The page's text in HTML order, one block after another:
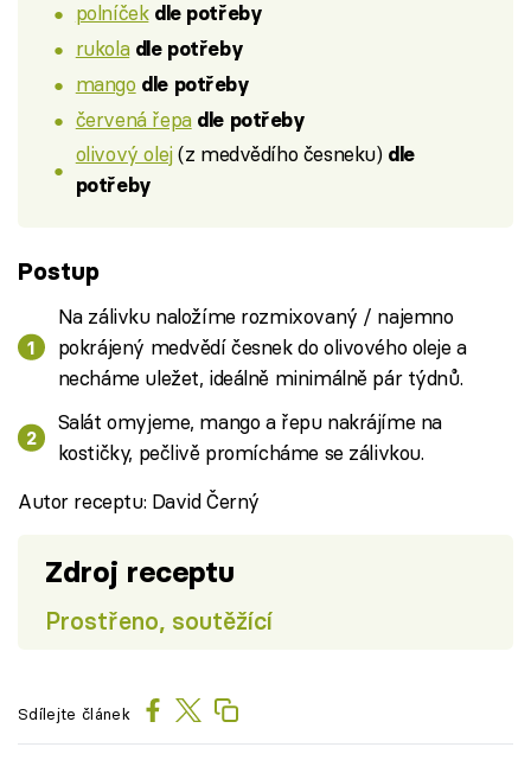
polníček dle potřeby
rukola dle potřeby
mango dle potřeby
červená řepa dle potřeby
olivový olej(z medvědího česneku) dle
potřeby
Postup
Na zálivku naložíme rozmixovaný / najemno
pokrájený medvědí česnek do olivového oleje a
necháme uležet, ideálně minimálně pár týdnů.
Salát omyjeme, mango a řepu nakrájíme na
kostičky, pečlivě promícháme se zálivkou.
Autor receptu: David Černý
Zdroj receptu
Prostřeno, soutěžící
Sdílejte článek